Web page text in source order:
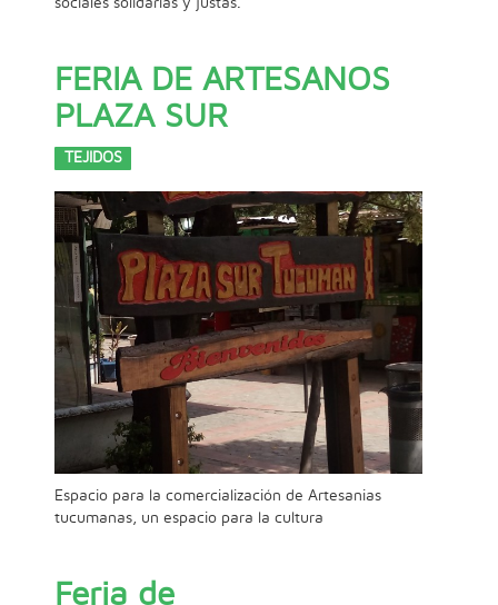
sociales solidarias y justas.
FERIA DE ARTESANOS
PLAZA SUR
TEJIDOS
Espacio para la comercialización de Artesanias
tucumanas, un espacio para la cultura
Feria de